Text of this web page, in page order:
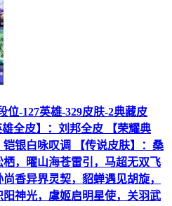
-127英雄-329皮肤-2典藏皮
全皮】：刘邦全皮 【荣耀典
银白咏叹调 【传说皮肤】：桑
，曜山海苍雷引，马超无双飞
香异界灵契，貂蝉遇见胡旋，
神光，虞姬启明星使，关羽武